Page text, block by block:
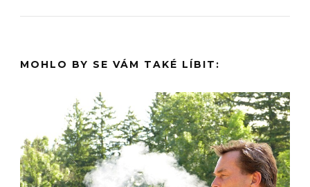
MOHLO BY SE VÁM TAKÉ LÍBIT: